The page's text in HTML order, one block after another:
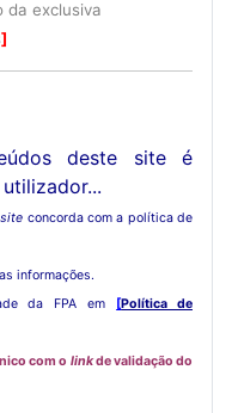
da exclusiva
]
deste site é
concorda com a política de
informações.
da FPA em
[Política de
com o linkde validação do